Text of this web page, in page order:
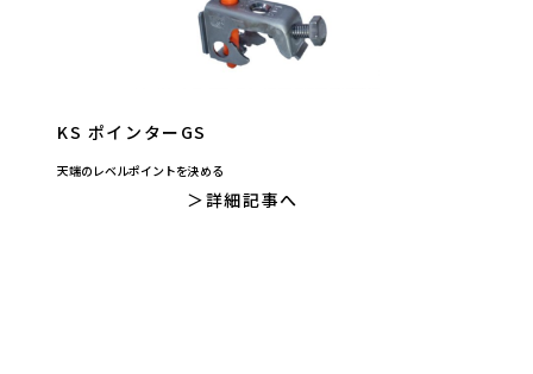
KS ポインターGS
天端のレベルポイントを決める
詳細記事へ